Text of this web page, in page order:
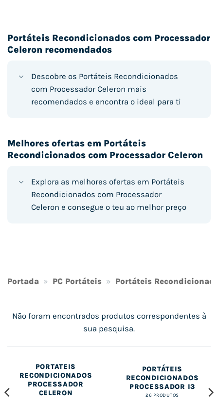
Portáteis Recondicionados com Processador
Celeron recomendados
Descobre os Portáteis Recondicionados
com Processador Celeron mais
recomendados e encontra o ideal para ti
Melhores ofertas em Portáteis
Recondicionados com Processador Celeron
Explora as melhores ofertas em Portáteis
Recondicionados com Processador
Celeron e consegue o teu ao melhor preço
Portada » PC Portáteis » Portáteis
Não foram encontrados produtos correspondentes à
sua pesquisa.
PORTÁTEIS
RECONDICIONADOS
PROCESSADOR
CELERON
PORTÁTEIS
RECONDICIONADOS
PROCESSADOR I3
26 PRODUTOS